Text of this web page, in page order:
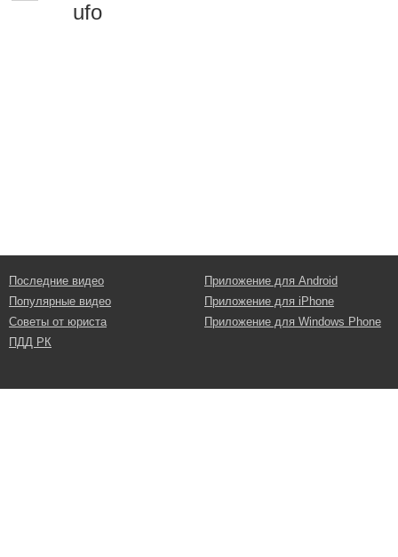
ufo
Последние видео
Популярные видео
Советы от юриста
ПДД РК
Приложение для Android
Приложение для iPhone
Приложение для Windows Phone